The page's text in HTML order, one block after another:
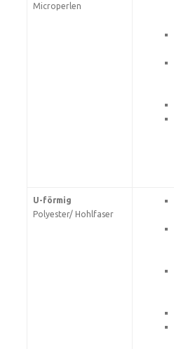
Microperlen
U-förmig
Polyester/ Hohlfaser